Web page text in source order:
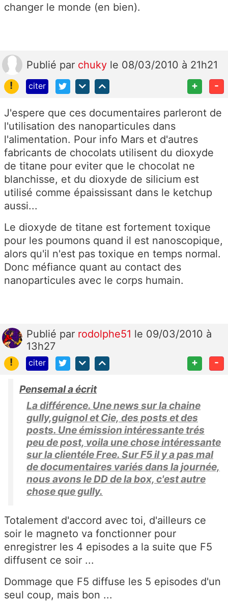
changer le monde (en bien).
Publié par chuky le 08/03/2010 à 21h21
!
citer + -
J'espere que ces documentaires parleront de
l'utilisation des nanoparticules dans
l'alimentation. Pour info Mars et d'autres
fabricants de chocolats utilisent du dioxyde
de titane pour eviter que le chocolat ne
blanchisse, et du dioxyde de silicium est
utilisé comme épaississant dans le ketchup
aussi...
Le dioxyde de titane est fortement toxique
pour les poumons quand il est nanoscopique,
alors qu'il n'est pas toxique en temps normal.
Donc méfiance quant au contact des
nanoparticules avec le corps humain.
Publié par rodolphe51 le 09/03/2010 à
13h27
!
citer + -
Pensemal a écrit
La différence. Une news sur la chaine
gully,guignol et Cie, des posts et des
posts. Une émission intéressante trés
peu de post, voila une chose intéressante
sur la clientéle Free. Sur F5 il y a pas mal
de documentaires variés dans la journée,
nous avons le DD de la box, c'est autre
chose que gully.
Totalement d'accord avec toi, d'ailleurs ce
soir le magneto va fonctionner pour
enregistrer les 4 episodes a la suite que F5
diffusent ce soir ...
Dommage que F5 diffuse les 5 episodes d'un
seul coup, mais bon ...